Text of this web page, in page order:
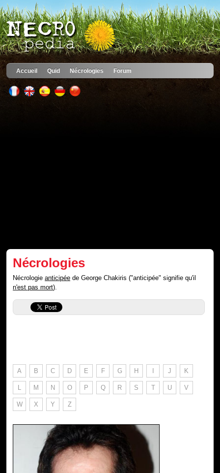
Accueil Quid Nécrologies Forum
Nécrologies
Nécrologieanticipée de George Chakiris ("anticipée" signifie qu'il
n'est pas mort).
A B C D E F G H I J K
L M N O P Q R S T U V
W X Y Z